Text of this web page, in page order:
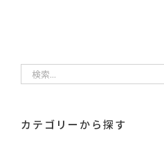
カテゴリーから探す